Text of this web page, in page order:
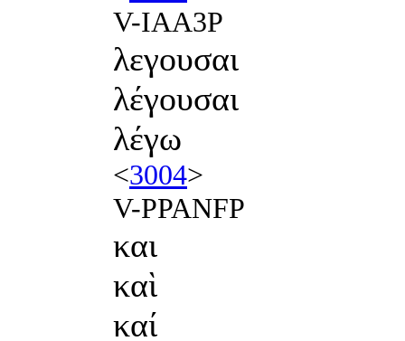
V-IAA3P
λεγουσαι
λέγουσαι
λέγω
<3004>
V-PPANFP
και
καὶ
καί